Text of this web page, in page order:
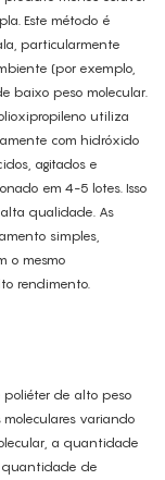
Este método é
particularmente
(por exemplo,
baixo peso molecular.
utiliza
com hidróxido
agitados e
em 4-5 lotes. Isso
qualidade. As
simples,
o mesmo
rendimento.
poliéter de alto peso
moleculares variando
a quantidade
quantidade de